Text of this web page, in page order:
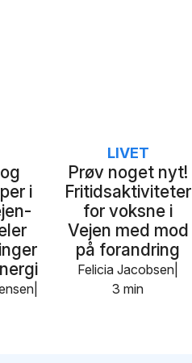
i
Prøv noget nyt!
Fritidsaktiviteter
for voksne i
Vejen med mod
på forandring
LIVET
3 min
Felicia Jacobsen